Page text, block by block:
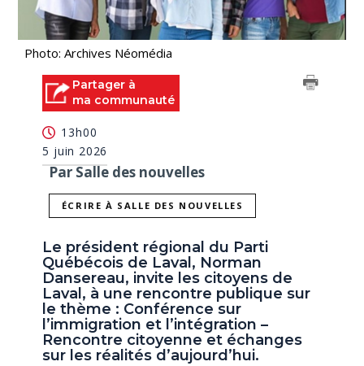
Photo: Archives Néomédia
Partager à
ma communauté
13h00
5 juin 2026
Par Salle des nouvelles
ÉCRIRE À SALLE DES NOUVELLES
Le président régional du Parti
Québécois de Laval, Norman
Dansereau, invite les citoyens de
Laval, à une rencontre publique sur
le thème : Conférence sur
l’immigration et l’intégration –
Rencontre citoyenne et échanges
sur les réalités d’aujourd’hui.